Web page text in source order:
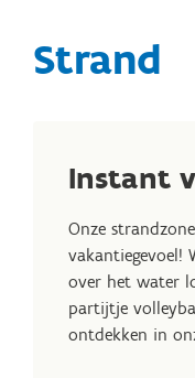
Strand
Instant
Onze
vakantiegevoel!
over het water
partijtje
ontdekken in